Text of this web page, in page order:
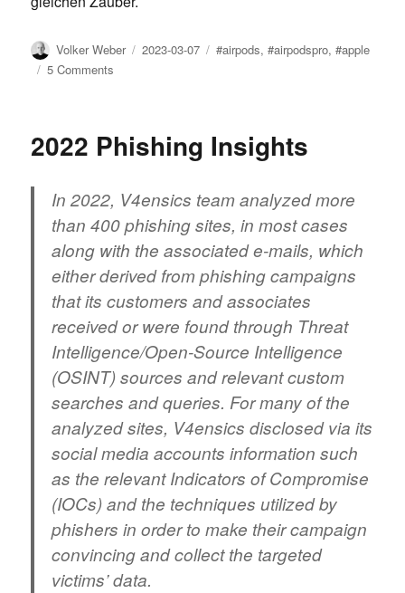
Author
Volker Weber
Posted
2023-03-07 Tags
#airpods,#airpodspro,#apple
5 Comments
sind
2022 Phishing Insights
In 2022, V4ensics team analyzed more
than 400 phishing sites, in most cases
along with the associated e-mails, which
either derived from phishing campaigns
that its customers and associates
received or were found through Threat
Intelligence/Open-Source Intelligence
(OSINT) sources and relevant custom
searches and queries. For many of the
analyzed sites, V4ensics disclosed via its
social media accounts information such
as the relevant Indicators of Compromise
(IOCs) and the techniques utilized by
phishers in order to make their campaign
convincing and collect the targeted
victims’ data.